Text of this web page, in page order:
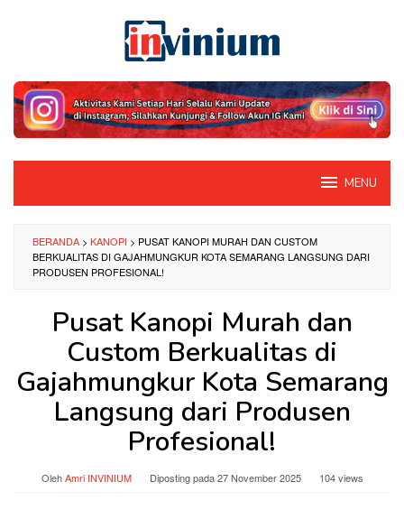
MENU
BERANDA > KANOPI > PUSAT KANOPI MURAH DAN CUSTOM
BERKUALITAS DI GAJAHMUNGKUR KOTA SEMARANG LANGSUNG DARI
PRODUSEN PROFESIONAL!
Pusat Kanopi Murah dan
Custom Berkualitas di
Gajahmungkur Kota Semarang
Langsung dari Produsen
Profesional!
OlehAmri INVINIUM Diposting pada27 November 2025 104 views